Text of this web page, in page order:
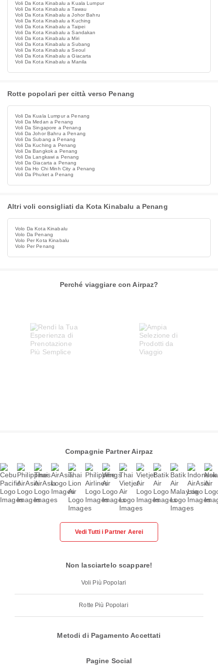
Voli Da Kota Kinabalu a Kuala Lumpur
Voli Da Kota Kinabalu a Tawau
Voli Da Kota Kinabalu a Johor Bahru
Voli Da Kota Kinabalu a Kuching
Voli Da Kota Kinabalu a Taipei
Voli Da Kota Kinabalu a Sandakan
Voli Da Kota Kinabalu a Miri
Voli Da Kota Kinabalu a Subang
Voli Da Kota Kinabalu a Seoul
Voli Da Kota Kinabalu a Giacarta
Voli Da Kota Kinabalu a Manila
Rotte popolari per città verso Penang
Voli Da Kuala Lumpur a Penang
Voli Da Medan a Penang
Voli Da Singapore a Penang
Voli Da Johor Bahru a Penang
Voli Da Subang a Penang
Voli Da Kuching a Penang
Voli Da Bangkok a Penang
Voli Da Langkawi a Penang
Voli Da Giacarta a Penang
Voli Da Ho Chi Minh City a Penang
Voli Da Phuket a Penang
Altri voli consigliati da Kota Kinabalu a Penang
Volo Da Kota Kinabalu
Volo Da Penang
Volo Per Kota Kinabalu
Volo Per Penang
Perché viaggiare con Airpaz?
Compagnie Partner Airpaz
Vedi Tutti i Partner Aerei
Non lasciartelo scappare!
Voli Più Popolari
Rotte Più Popolari
Metodi di Pagamento Accettati
Pagine Social